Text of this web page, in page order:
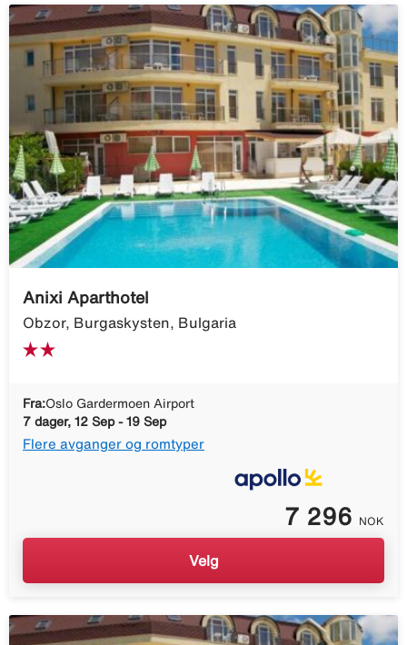
Anixi Aparthotel
Obzor, Burgaskysten, Bulgaria
Fra:Oslo Gardermoen Airport
7 dager, 12 Sep - 19 Sep
Flere avganger og romtyper
7 296 NOK
Velg